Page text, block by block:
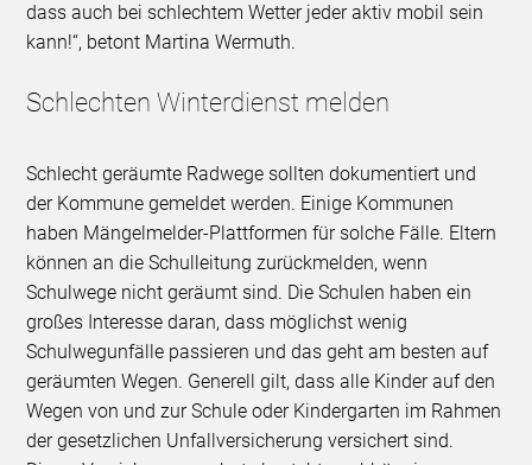
dass auch bei schlechtem Wetter jeder aktiv mobil sein
kann!“, betont Martina Wermuth.
Schlechten Winterdienst melden
Schlecht geräumte Radwege sollten dokumentiert und
der Kommune gemeldet werden. Einige Kommunen
haben Mängelmelder-Plattformen für solche Fälle. Eltern
können an die Schulleitung zurückmelden, wenn
Schulwege nicht geräumt sind. Die Schulen haben ein
großes Interesse daran, dass möglichst wenig
Schulwegunfälle passieren und das geht am besten auf
geräumten Wegen. Generell gilt, dass alle Kinder auf den
Wegen von und zur Schule oder Kindergarten im Rahmen
der gesetzlichen Unfallversicherung versichert sind.